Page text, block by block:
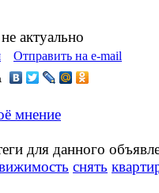
актуально
Отправить на e-mail
мнение
для данного
снять